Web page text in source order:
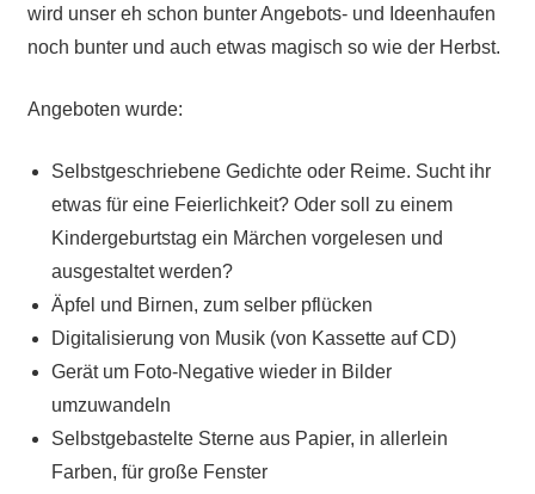
wird unser eh schon bunter Angebots- und Ideenhaufen
noch bunter und auch etwas magisch so wie der Herbst.
Angeboten wurde:
Selbstgeschriebene Gedichte oder Reime. Sucht ihr
etwas für eine Feierlichkeit? Oder soll zu einem
Kindergeburtstag ein Märchen vorgelesen und
ausgestaltet werden?
Äpfel und Birnen, zum selber pflücken
Digitalisierung von Musik (von Kassette auf CD)
Gerät um Foto-Negative wieder in Bilder
umzuwandeln
Selbstgebastelte Sterne aus Papier, in allerlein
Farben, für große Fenster